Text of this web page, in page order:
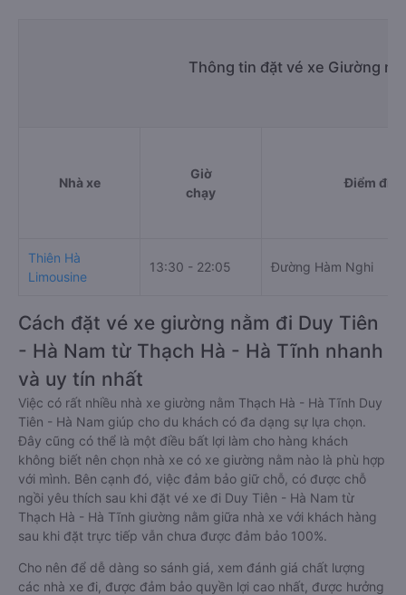
Thông tin đặt vé xe Giường
Nhà xe
Giờ
chạy
Điểm đi
Thiên Hà
Limousine
13:30 - 22:05 Đường Hàm Nghi
Cách đặt vé xe giường nằm đi Duy Tiên
- Hà Nam từ Thạch Hà - Hà Tĩnh nhanh
và uy tín nhất
Việc có rất nhiều nhà xe giường nằm Thạch Hà - Hà Tĩnh Duy
Tiên - Hà Nam giúp cho du khách có đa dạng sự lựa chọn.
Đây cũng có thể là một điều bất lợi làm cho hàng khách
không biết nên chọn nhà xe có xe giường nằm nào là phù hợp
với mình. Bên cạnh đó, việc đảm bảo giữ chỗ, có được chỗ
ngồi yêu thích sau khi đặt vé xe đi Duy Tiên - Hà Nam từ
Thạch Hà - Hà Tĩnh giường nằm giữa nhà xe với khách hàng
sau khi đặt trực tiếp vẫn chưa được đảm bảo 100%.
Cho nên để dễ dàng so sánh giá, xem đánh giá chất lượng
các nhà xe đi, được đảm bảo quyền lợi cao nhất, được hưởng